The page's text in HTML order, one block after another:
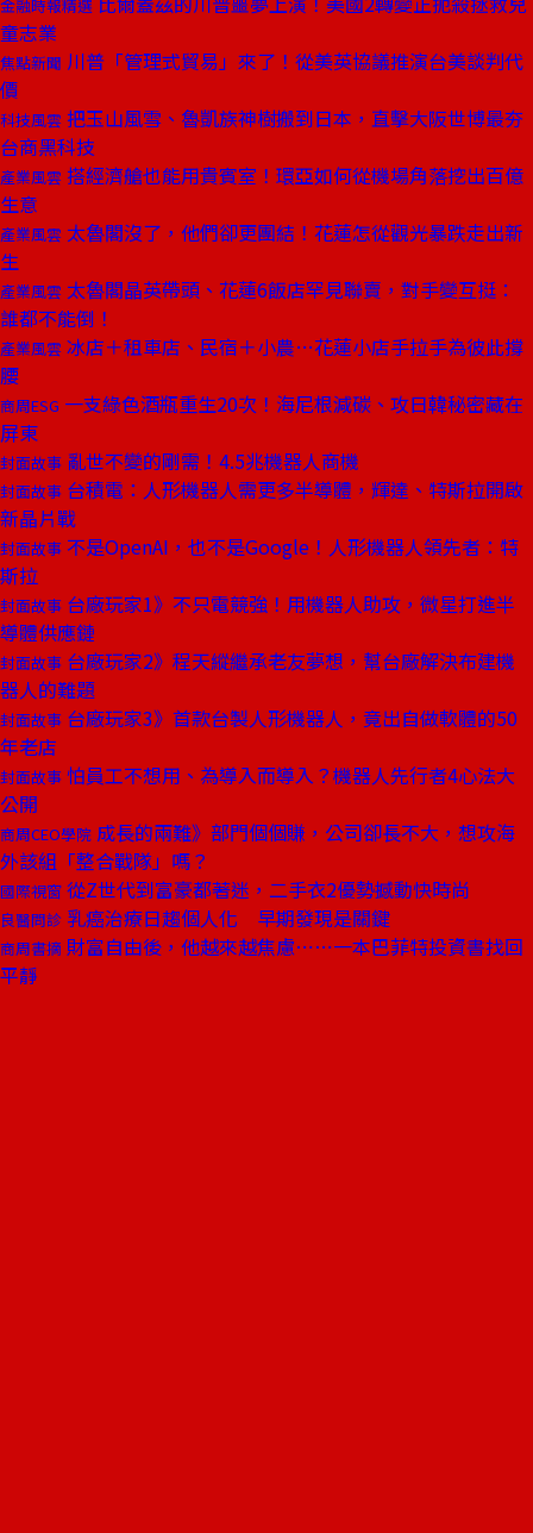
金融時報精選
童志業
焦點新聞 川普「管理式貿易」來了！從美英協議推演台美談判代
價
科技風雲 把玉山風雪、魯凱族神樹搬到日本，直擊大阪世博最夯
台商黑科技
產業風雲 搭經濟艙也能用貴賓室！環亞如何從機場角落挖出百億
生意
產業風雲 太魯閣沒了，他們卻更團結！花蓮怎從觀光暴跌走出新
生
產業風雲 太魯閣晶英帶頭、花蓮6飯店罕見聯賣，對手變互挺：
誰都不能倒！
產業風雲 冰店＋租車店、民宿＋小農…花蓮小店手拉手為彼此撐
腰
商周ESG 一支綠色酒瓶重生20次！海尼根減碳、攻日韓秘密藏在
屏東
封面故事 亂世不變的剛需！4.5兆機器人商機
封面故事 台積電：人形機器人需更多半導體，輝達、特斯拉開啟
新晶片戰
封面故事 不是OpenAI，也不是Google！人形機器人領先者：特
斯拉
封面故事 台廠玩家1》不只電競強！用機器人助攻，微星打進半
導體供應鏈
封面故事 台廠玩家2》程天縱繼承老友夢想，幫台廠解決布建機
器人的難題
封面故事 台廠玩家3》首款台製人形機器人，竟出自做軟體的50
年老店
封面故事 怕員工不想用、為導入而導入？機器人先行者4心法大
公開
商周CEO學院 成長的兩難》部門個個賺，公司卻長不大，想攻海
外該組「整合戰隊」嗎？
國際視窗 從Z世代到富豪都著迷，二手衣2優勢撼動快時尚
良醫問診 乳癌治療日趨個人化 早期發現是關鍵
商周書摘 財富自由後，他越來越焦慮⋯⋯一本巴菲特投資書找回
平靜